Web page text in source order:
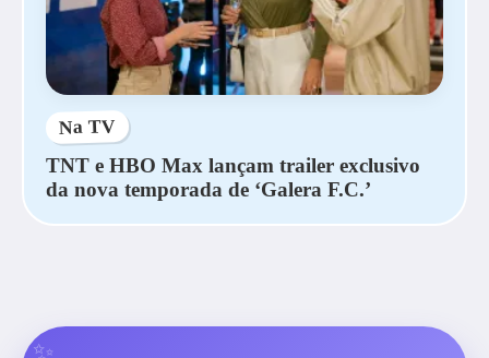
Na TV
TNT e HBO Max lançam trailer exclusivo
da nova temporada de ‘Galera F.C.’